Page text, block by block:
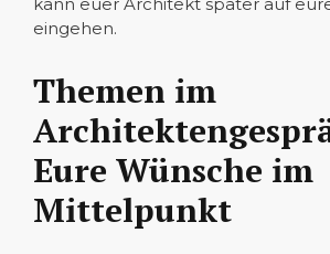
eingehen.
Themen im
Eure Wünsche im
Mittelpunkt